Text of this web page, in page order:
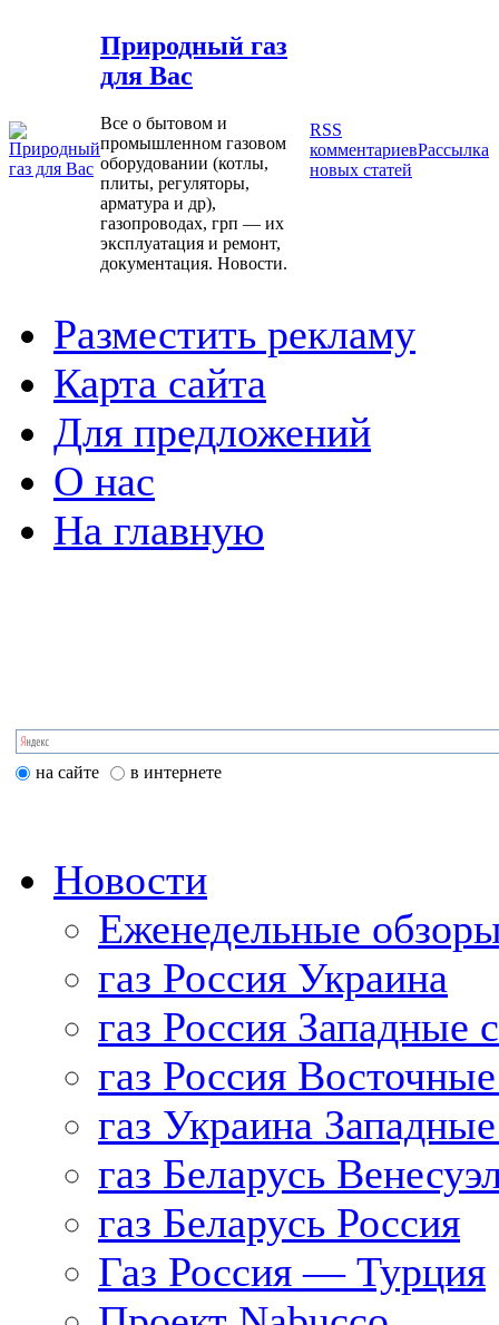
Природный газ
для Вас
Все о бытовом и
промышленном газовом
оборудовании (котлы,
плиты, регуляторы,
арматура и др),
газопроводах, грп — их
эксплуатация и ремонт,
документация. Новости.
RSS
комментариевРассылка
новых статей
Разместить рекламу
Карта сайта
Для предложений
О нас
На главную
на сайте в интернете
Новости
Еженедельные
газ Россия Украина
газ Россия Западные
газ Россия
газ Украина
газ Беларусь
газ Беларусь Россия
Газ Россия — Турция